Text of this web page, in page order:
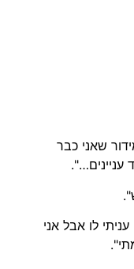
שאני כבר
לו אבל אני